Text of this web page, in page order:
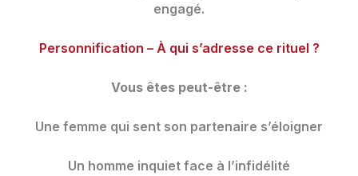
engagé.
Personnification – À qui s’adresse ce rituel ?
Vous êtes peut-être :
Une femme qui sent son partenaire s’éloigner
Un homme inquiet face à l’infidélité